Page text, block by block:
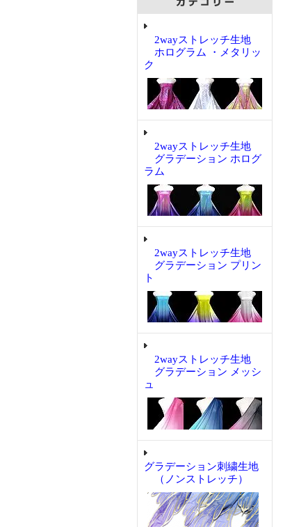
2wayストレッチ生地
ホログラム ・メタリッ
ク
2wayストレッチ生地
グラデーション ホログ
ラム
2wayストレッチ生地
グラデーション プリン
ト
2wayストレッチ生地
グラデーション メッシ
ュ
グラデーション刺繍生地
（ノンストレッチ）